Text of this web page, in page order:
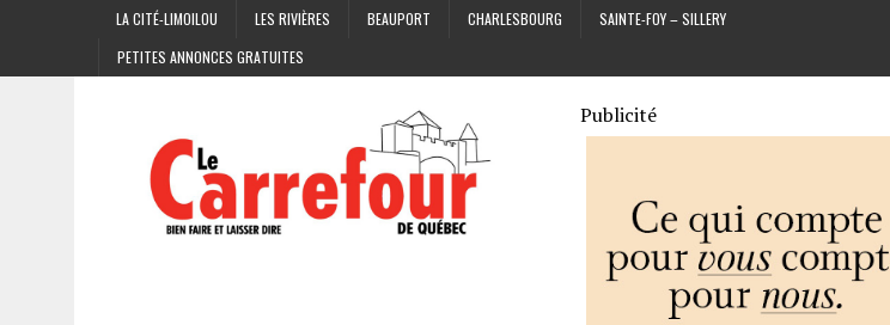
LA CITÉ-LIMOILOU LES RIVIÈRES BEAUPORT CHARLESBOURG
SAINTE-FOY – SILLERY
PETITES ANNONCES GRATUITES
Publicité